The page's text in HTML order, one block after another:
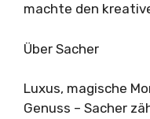
machte den
Über Sacher
Luxus, magische
Genuss – Sacher